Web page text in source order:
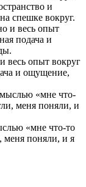
и
спешке вокруг.
весь опыт вокруг
и ощущение,
«мне что-то
меня поняли, и я